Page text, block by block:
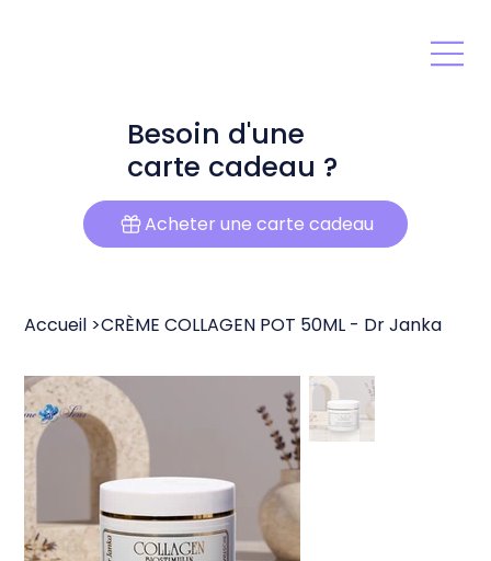
Besoin d'une
carte cadeau ?
Acheter une carte cadeau
Accueil >CRÈME COLLAGEN POT 50ML - Dr Janka